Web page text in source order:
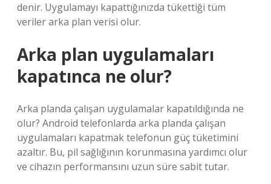
denir. Uygulamayı kapattığınızda tükettiği tüm
veriler arka plan verisi olur.
Arka plan uygulamaları
kapatınca ne olur?
Arka planda çalışan uygulamalar kapatıldığında ne
olur? Android telefonlarda arka planda çalışan
uygulamaları kapatmak telefonun güç tüketimini
azaltır. Bu, pil sağlığının korunmasına yardımcı olur
ve cihazın performansını uzun süre sabit tutar.